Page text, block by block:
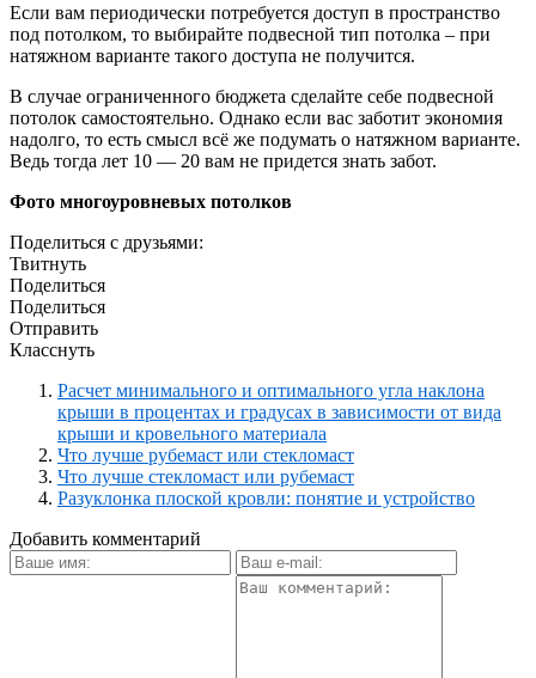
Если вам периодически потребуется доступ в пространство
под потолком, то выбирайте подвесной тип потолка – при
натяжном варианте такого доступа не получится.
В случае ограниченного бюджета сделайте себе подвесной
потолок самостоятельно. Однако если вас заботит экономия
надолго, то есть смысл всё же подумать о натяжном варианте.
Ведь тогда лет 10 — 20 вам не придется знать забот.
Фото многоуровневых потолков
Поделиться с друзьями:
Твитнуть
Поделиться
Поделиться
Отправить
Класснуть
Расчет минимального и оптимального угла наклона
крыши в процентах и градусах в зависимости от вида
крыши и кровельного материала
Что лучше рубемаст или стекломаст
Что лучше стекломаст или рубемаст
Разуклонка плоской кровли: понятие и устройство
Добавить комментарий